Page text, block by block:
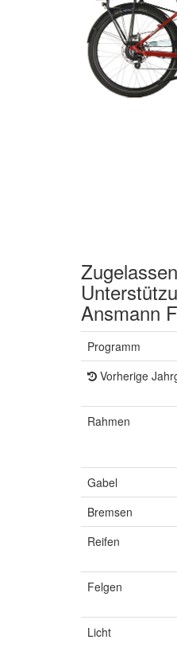
Ansmann
Programm
Vorherige
Rahmen
Gabel
Bremsen
Reifen
Felgen
Licht